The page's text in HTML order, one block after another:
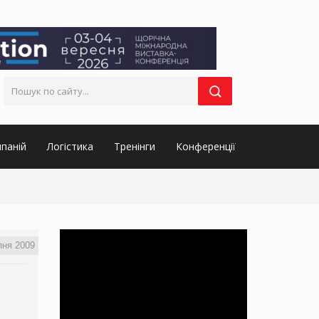
Логістика Тренінги Конференції
2009